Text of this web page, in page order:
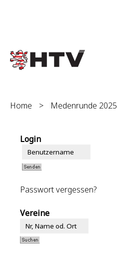
Home > Medenrunde 2025
Login
Passwort vergessen?
Vereine